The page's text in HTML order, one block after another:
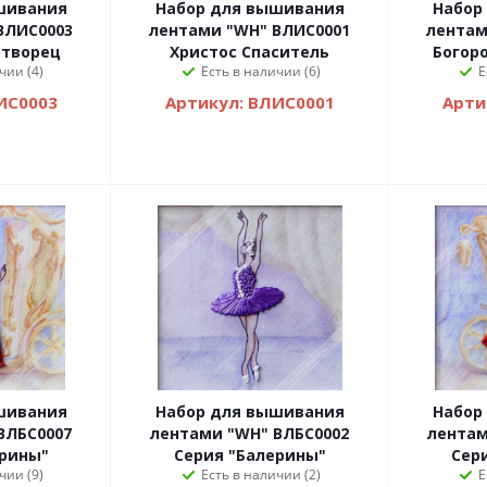
(4)
Набор для вышивания
лентами "WH" ВЛИС0001
Христос Спаситель
Есть в наличии (6)
Артикул: ВЛИС0001
(9)
Набор для вышивания
лентами "WH" ВЛБС0002
Серия "Балерины"
Есть в наличии (2)